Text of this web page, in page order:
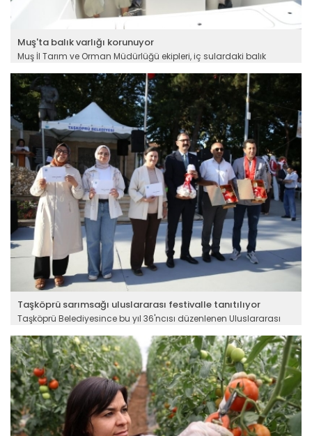
Muş'ta balık varlığı korunuyor
Muş İl Tarım ve Orman Müdürlüğü ekipleri, iç sulardaki balık
sağlamak amacıyla av yasağı döneminde tekneyle denetim
yaptı.
Devamını Oku ->
Taşköprü sarımsağı uluslararası festivalle tanıtılıyor
Taşköprü Belediyesince bu yıl 36'ncısı düzenlenen Uluslararası
gruplarının gösterileriyle renklenen festivalle Kastamonu’nun ve
ilçenin; tarihinin, kültürünün, el sanatlarının, yöresel lezzetlerinin
daha geniş kitlelere ulaştırılması hedefleniyor.
Devamını Oku ->